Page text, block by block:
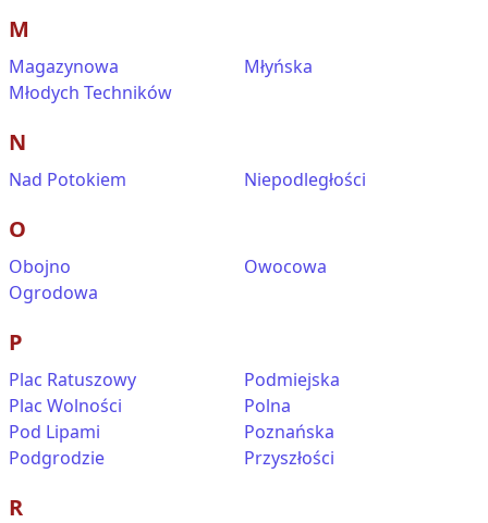
M
Magazynowa
Młodych Techników
Młyńska
N
Nad Potokiem Niepodległości
O
Obojno
Ogrodowa
Owocowa
P
Plac Ratuszowy
Plac Wolności
Pod Lipami
Podgrodzie
Podmiejska
Polna
Poznańska
Przyszłości
R